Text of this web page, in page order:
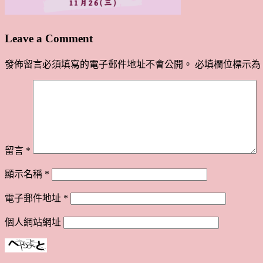
Leave a Comment
發佈留言必須填寫的電子郵件地址不會公開。 必填欄位標示為
留言 *
顯示名稱 *
電子郵件地址 *
個人網站網址